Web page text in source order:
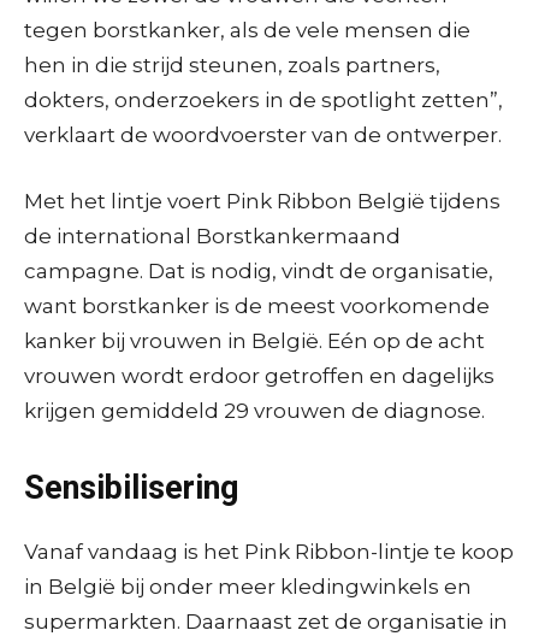
tegen borstkanker, als de vele mensen die
hen in die strijd steunen, zoals partners,
dokters, onderzoekers in de spotlight zetten”,
verklaart de woordvoerster van de ontwerper.
Met het lintje voert Pink Ribbon België tijdens
de international Borstkankermaand
campagne. Dat is nodig, vindt de organisatie,
want borstkanker is de meest voorkomende
kanker bij vrouwen in België. Eén op de acht
vrouwen wordt erdoor getroffen en dagelijks
krijgen gemiddeld 29 vrouwen de diagnose.
Sensibilisering
Vanaf vandaag is het Pink Ribbon-lintje te koop
in België bij onder meer kledingwinkels en
supermarkten. Daarnaast zet de organisatie in